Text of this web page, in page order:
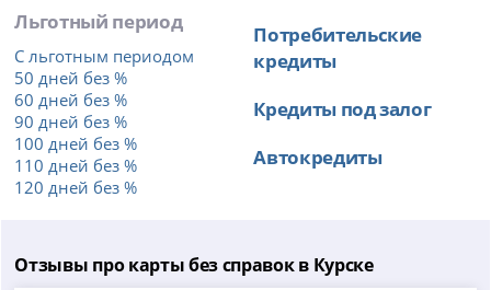
Льготный период
С льготным периодом
50 дней без %
60 дней без %
90 дней без %
100 дней без %
110 дней без %
120 дней без %
Потребительские
кредиты
Кредиты под залог
Автокредиты
Отзывы про карты без справок в Курске